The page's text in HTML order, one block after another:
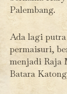
Palembang.
Ada lagi
permaisuri,
menjadi Raja
Batara